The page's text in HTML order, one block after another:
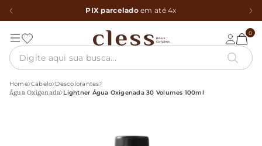
PIX parceladoem até 4x
0
Home Cabelo Descolorantes
Água Oxigenada Lightner Água Oxigenada 30 Volumes 100ml